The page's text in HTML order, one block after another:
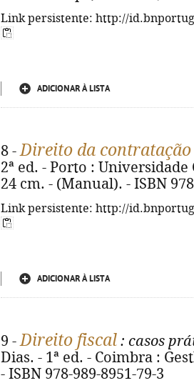
Link persistente: http://
ADICIONAR À LISTA
8 -Direito da
2ª ed. - Porto : Universidade
24 cm. - (Manual). - ISBN
Link persistente: http://
ADICIONAR À LISTA
9 -Direito fiscal : casos
Dias. - 1ª ed. - Coimbra :
- ISBN 978-989-8951-79-3